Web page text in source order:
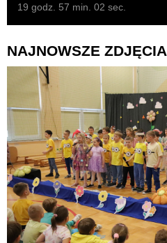
19 godz. 57 min. 01 sec.
NAJNOWSZE ZDJĘCIA